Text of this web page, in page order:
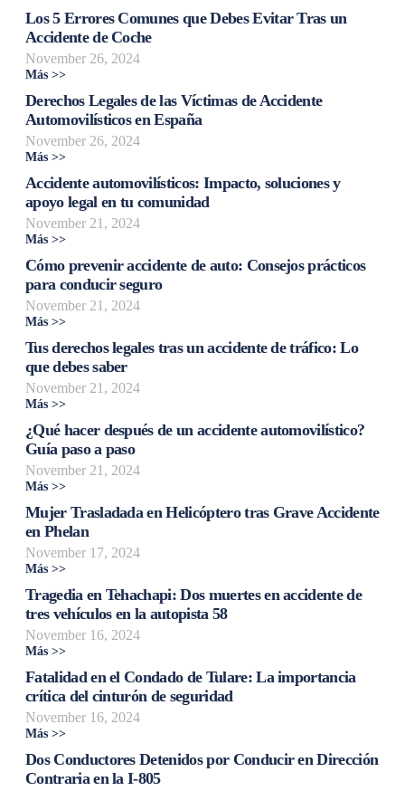
Los 5 Errores Comunes que Debes Evitar Tras un
Accidente de Coche
November 26, 2024
Más >>
Derechos Legales de las Víctimas de Accidente
Automovilísticos en España
November 26, 2024
Más >>
Accidente automovilísticos: Impacto, soluciones y
apoyo legal en tu comunidad
November 21, 2024
Más >>
Cómo prevenir accidente de auto: Consejos prácticos
para conducir seguro
November 21, 2024
Más >>
Tus derechos legales tras un accidente de tráfico: Lo
que debes saber
November 21, 2024
Más >>
¿Qué hacer después de un accidente automovilístico?
Guía paso a paso
November 21, 2024
Más >>
Mujer Trasladada en Helicóptero tras Grave Accidente
en Phelan
November 17, 2024
Más >>
Tragedia en Tehachapi: Dos muertes en accidente de
tres vehículos en la autopista 58
November 16, 2024
Más >>
Fatalidad en el Condado de Tulare: La importancia
crítica del cinturón de seguridad
November 16, 2024
Más >>
Dos Conductores Detenidos por Conducir en Dirección
Contraria en la I-805